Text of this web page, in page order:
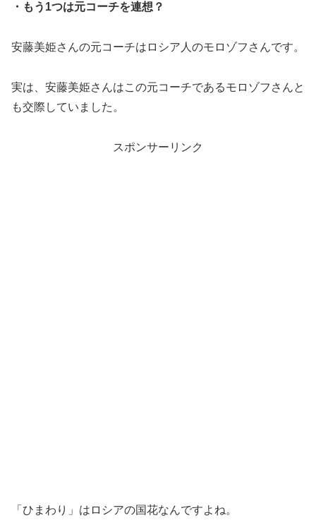
・もう1つは元コーチを連想？
安藤美姫さんの元コーチはロシア人のモロゾフさんです。
実は、安藤美姫さんはこの元コーチであるモロゾフさんと
も交際 していました。
スポンサーリンク
「ひまわり」はロシアの国花なんですよね。